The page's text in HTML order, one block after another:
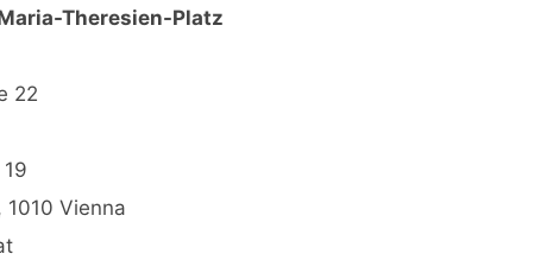
Theresien-Platz
22
Vienna